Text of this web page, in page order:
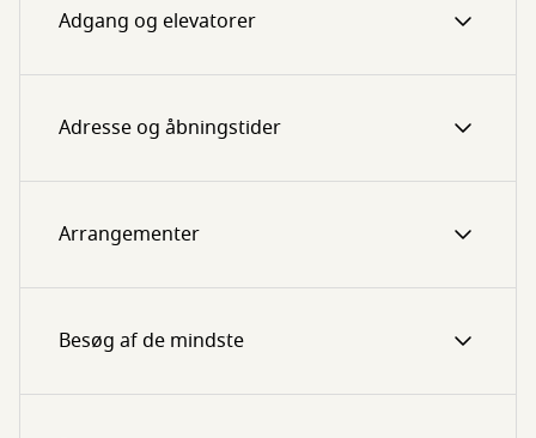
Adgang og elevatorer
Adresse og åbningstider
Arrangementer
Besøg af de mindste